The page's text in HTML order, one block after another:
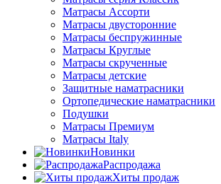
Матрасы Ассорти
Матрасы двусторонние
Матрасы беспружинные
Матрасы Круглые
Матрасы скрученные
Матрасы детские
Защитные наматрасники
Ортопедические наматрасники
Подушки
Матрасы Премиум
Матрасы Italy
Новинки
Распродажа
Хиты продаж